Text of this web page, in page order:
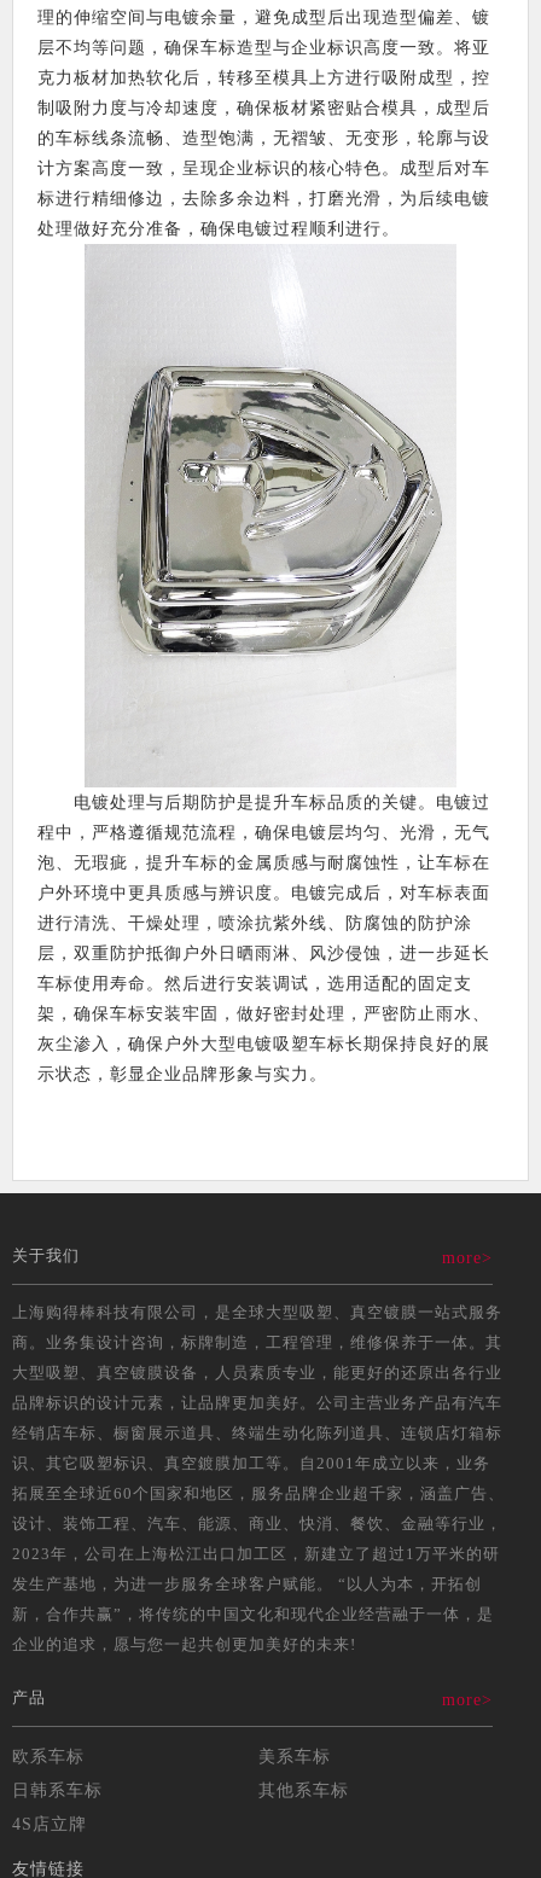
理的伸缩空间与电镀余量，避免成型后出现造型偏差、镀
层不均等问题，确保车标造型与企业标识高度一致。将亚
克力板材加热软化后，转移至模具上方进行吸附成型，控
制吸附力度与冷却速度，确保板材紧密贴合模具，成型后
的车标线条流畅、造型饱满，无褶皱、无变形，轮廓与设
计方案高度一致，呈现企业标识的核心特色。成型后对车
标进行精细修边，去除多余边料，打磨光滑，为后续电镀
处理做好充分准备，确保电镀过程顺利进行。
电镀处理与后期防护是提升车标品质的关键。电镀过
程中，严格遵循规范流程，确保电镀层均匀、光滑，无气
泡、无瑕疵，提升车标的金属质感与耐腐蚀性，让车标在
户外环境中更具质感与辨识度。电镀完成后，对车标表面
进行清洗、干燥处理，喷涂抗紫外线、防腐蚀的防护涂
层，双重防护抵御户外日晒雨淋、风沙侵蚀，进一步延长
车标使用寿命。然后进行安装调试，选用适配的固定支
架，确保车标安装牢固，做好密封处理，严密防止雨水、
灰尘渗入，确保户外大型电镀吸塑车标长期保持良好的展
示状态，彰显企业品牌形象与实力。
关于我们 more>
上海购得棒科技有限公司，是全球大型吸塑、真空镀膜一站式服务
商。业务集设计咨询，标牌制造，工程管理，维修保养于一体。其
大型吸塑、真空镀膜设备，人员素质专业，能更好的还原出各行业
品牌标识的设计元素，让品牌更加美好。公司主营业务产品有汽车
经销店车标、橱窗展示道具、终端生动化陈列道具、连锁店灯箱标
识、其它吸塑标识、真空鍍膜加工等。自2001年成立以来，业务
拓展至全球近60个国家和地区，服务品牌企业超千家，涵盖广告、
设计、装饰工程、汽车、能源、商业、快消、餐饮、金融等行业，
2023年，公司在上海松江出口加工区，新建立了超过1万平米的研
发生产基地，为进一步服务全球客户赋能。 “以人为本，开拓创
新，合作共赢”，将传统的中国文化和现代企业经营融于一体，是
企业的追求，愿与您一起共创更加美好的未来!
产品 more>
欧系车标
美系车标
日韩系车标
其他系车标
4S店立牌
友情链接